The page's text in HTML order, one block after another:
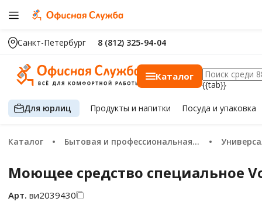
Санкт-Петербург 8 (812) 325-94-04
Каталог
{{tab}}
Для юрлиц Продуктыи напитки Посуда и упаковка
Каталог Бытовая и профессиональная химия
Моющее средство специальное
Арт. ви2039430